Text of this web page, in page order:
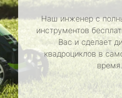
Наш инженер с
инструментов
Вас и сделает
квадроциклов в
время.